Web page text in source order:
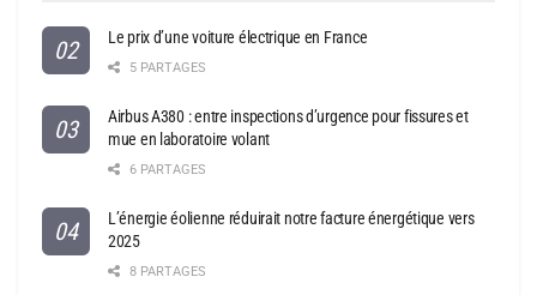
Le prix d’une voiture électrique en France
5 PARTAGES
Airbus A380 : entre inspections d’urgence pour fissures et
mue en laboratoire volant
6 PARTAGES
L’énergie éolienne réduirait notre facture énergétique vers
2025
8 PARTAGES